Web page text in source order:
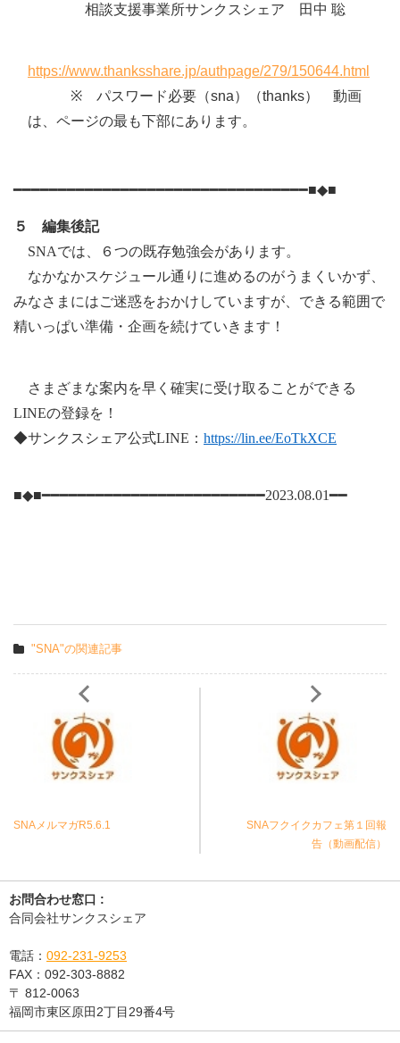
相談支援事業所サンクスシェア 田中 聡
https://www.thanksshare.jp/authpage/279/150644.html
※ パスワード必要（sna）（thanks） 動画
は、ページの最も下部にあります。
━━━━━━━━━━━━━━━━━━━━━━━━━━━━━━━━━■◆■
５ 編集後記
SNAでは、６つの既存勉強会があります。
なかなかスケジュール通りに進めるのがうまくいかず、
みなさまにはご迷惑をおかけしていますが、できる範囲で
精いっぱい準備・企画を続けていきます！
さまざまな案内を早く確実に受け取ることができる
LINEの登録を！
◆サンクスシェア公式LINE： https://lin.ee/EoTkXCE
■◆■━━━━━━━━━━━━━━━━━━━━━━━━━2023.08.01━━
"SNA"の関連記事
SNAメルマガR5.6.1
SNAフクイクカフェ第１回報
告（動画配信）
お問合わせ窓口 :
合同会社サンクスシェア
電話： 092-231-9253
FAX： 092-303-8882
〒 812-0063
福岡市東区原田2丁目29番4号